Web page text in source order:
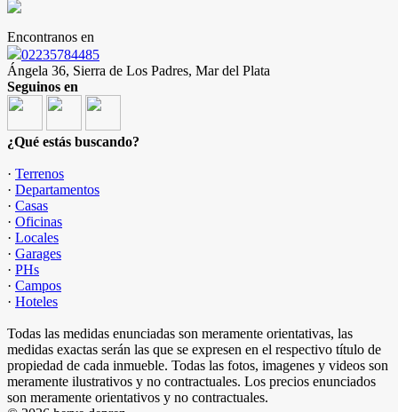
Encontranos en
02235784485
Ángela 36, Sierra de Los Padres, Mar del Plata
Seguinos en
¿Qué estás buscando?
· Terrenos
· Departamentos
· Casas
· Oficinas
· Locales
· Garages
· PHs
· Campos
· Hoteles
Todas las medidas enunciadas son meramente orientativas, las
medidas exactas serán las que se expresen en el respectivo título de
propiedad de cada inmueble. Todas las fotos, imagenes y videos son
meramente ilustrativos y no contractuales. Los precios enunciados
son meramente orientativos y no contractuales.